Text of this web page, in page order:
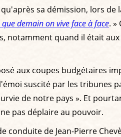
sa démission, lors
que demain on vive face à face. »
quand il était
aux coupes budgétaires
suscité par les tribunes
de notre pays ». Et
pas déplaire au pouvoir.
conduite de Jean-Pierre